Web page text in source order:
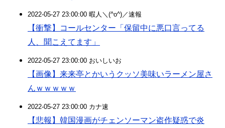
2022-05-27 23:00:00 暇人＼(^o^)／速報
【衝撃】コールセンター「保留中に悪口言ってる
人、聞こえてます」
2022-05-27 23:00:00 おいしいお
【画像】来来亭とかいうクッソ美味いラーメン屋さ
んｗｗｗｗｗ
2022-05-27 23:00:00 カナ速
【悲報】韓国漫画がチェンソーマン盗作疑惑で炎